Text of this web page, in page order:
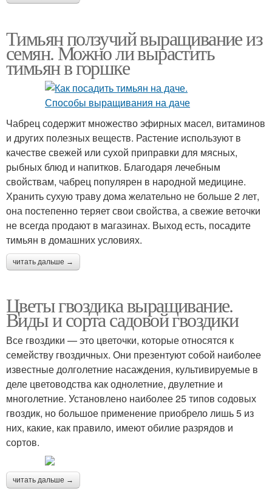
Тимьян ползучий выращивание из
семян. Можно ли вырастить
тимьян в горшке
Чабрец содержит множество эфирных масел, витаминов
и других полезных веществ. Растение используют в
качестве свежей или сухой приправки для мясных,
рыбных блюд и напитков. Благодаря лечебным
свойствам, чабрец популярен в народной медицине.
Хранить сухую траву дома желательно не больше 2 лет,
она постепенно теряет свои свойства, а свежие веточки
не всегда продают в магазинах. Выход есть, посадите
тимьян в домашних условиях.
читать дальше →
Цветы гвоздика выращивание.
Виды и сорта садовой гвоздики
Все гвоздики — это цветочки, которые относятся к
семейству гвоздичных. Они презентуют собой наиболее
известные долголетние насаждения, культивируемые в
деле цветоводства как однолетние, двулетние и
многолетние. Установлено наиболее 25 типов содовых
гвоздик, но большое применение приобрело лишь 5 из
них, какие, как правило, имеют обилие разрядов и
сортов.
читать дальше →